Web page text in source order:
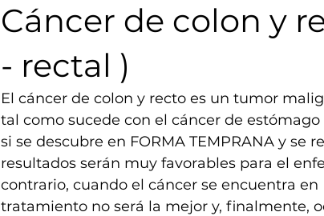
Cáncer de colon y
- rectal )
El cáncer de colon y recto es un tumor
tal como sucede con el cáncer de estómago
si se descubre en FORMA TEMPRANA y se
resultados serán muy favorables para el
contrario, cuando el cáncer se encuentra en
tratamiento no será la mejor y, finalmente,